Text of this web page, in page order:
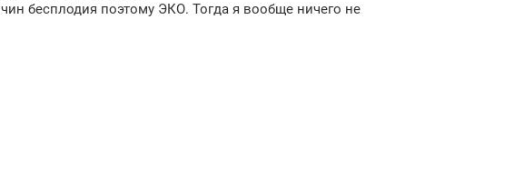
бесплодия поэтому ЭКО. Тогда я вообще ничего не